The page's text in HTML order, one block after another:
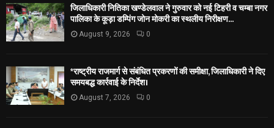
जिलाधिकारी नितिका खण्डेलवाल ने गुरुवार को नई टिहरी व चम्बा नगर
पालिका के कूड़ा डम्पिंग जोन मोकरी का स्थलीय निरीक्षण...
August 9, 2026 0
*राष्ट्रीय राजमार्ग से संबंधित प्रकरणों की समीक्षा, जिलाधिकारी ने दिए
समयबद्ध कार्रवाई के निर्देश।
August 7, 2026 0